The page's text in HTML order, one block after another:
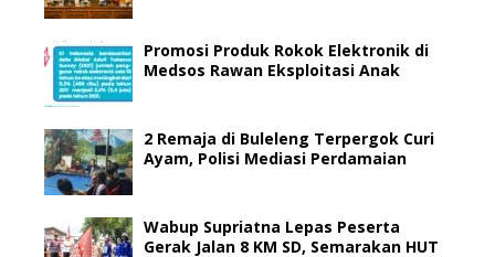
Promosi Produk Rokok Elektronik di
Medsos Rawan Eksploitasi Anak
2 Remaja di Buleleng Terpergok Curi
Ayam, Polisi Mediasi Perdamaian
Wabup Supriatna Lepas Peserta
Gerak Jalan 8 KM SD, Semarakan HUT